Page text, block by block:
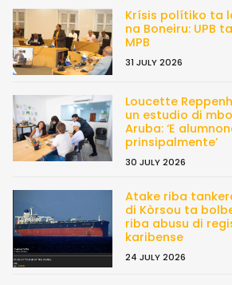
Krísis polítiko ta
na Boneiru: UPB
MPB
31 JULY 2026
Loucette
un estudio di
Aruba: ‘E
prinsipalmente’
30 JULY 2026
Atake riba
di Kòrsou ta
riba abusu di
karibense
24 JULY 2026